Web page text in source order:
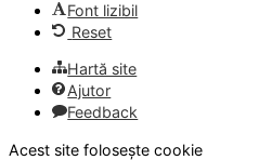
Font lizibil
Reset
Hartă site
Ajutor
Feedback
Acest site folosește cookie